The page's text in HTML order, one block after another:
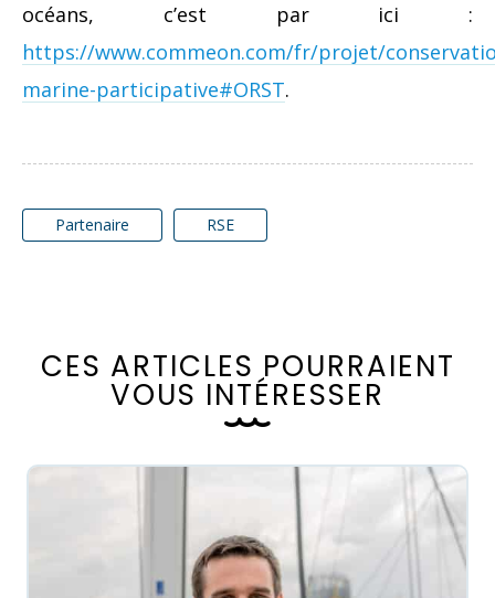
océans, c’est par ici :
https://www.commeon.com/fr/projet/
marine-participative#ORST.
Partenaire RSE
CES ARTICLES POURRAIENT
VOUS INTÉRESSER